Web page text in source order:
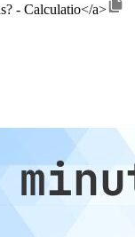
- Calculatio</a>